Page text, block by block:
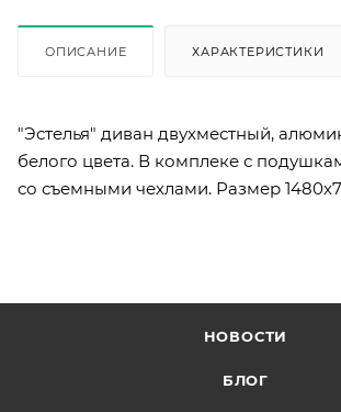
ОПИСАНИЕ ХАРАКТЕРИСТИКИ
"Эстелья" диван двухместный,
белого цвета. В комплеке с
со съемными чехлами. Размер
НОВОСТИ
БЛОГ